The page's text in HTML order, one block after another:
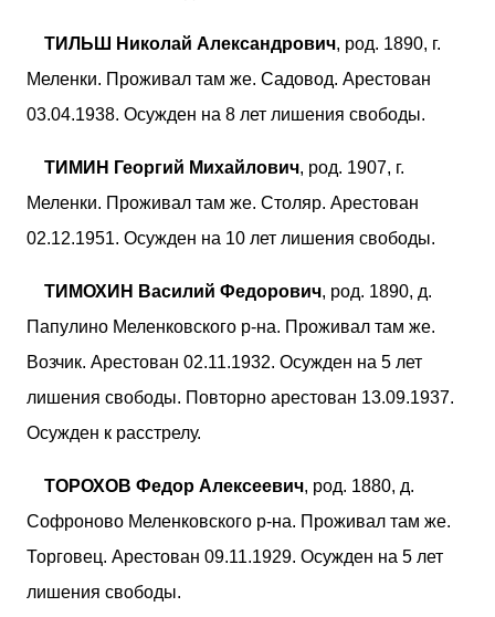
ТИЛЬШ Николай Александрович, род. 1890, г.
Меленки. Проживал там же. Садовод. Арестован
03.04.1938. Осужден на 8 лет лишения свободы.
ТИМИН Георгий Михайлович, род. 1907, г.
Меленки. Проживал там же. Столяр. Арестован
02.12.1951. Осужден на 10 лет лишения свободы.
ТИМОХИН Василий Федорович, род. 1890, д.
Папулино Меленковского р-на. Проживал там же.
Возчик. Арестован 02.11.1932. Осужден на 5 лет
лишения свободы. Повторно арестован 13.09.1937.
Осужден к расстрелу.
ТОРОХОВ Федор Алексеевич, род. 1880, д.
Софроново Меленковского р-на. Проживал там же.
Торговец. Арестован 09.11.1929. Осужден на 5 лет
лишения свободы.